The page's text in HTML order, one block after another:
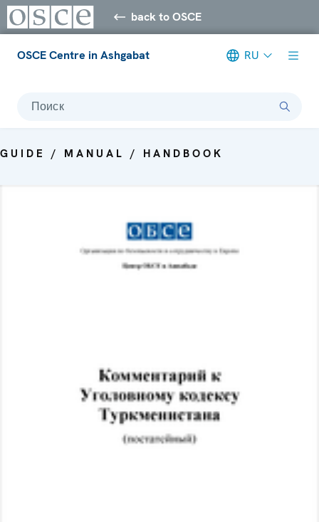
back to OSCE
OSCE Centre in Ashgabat RU
Поиск
GUIDE / MANUAL / HANDBOOK